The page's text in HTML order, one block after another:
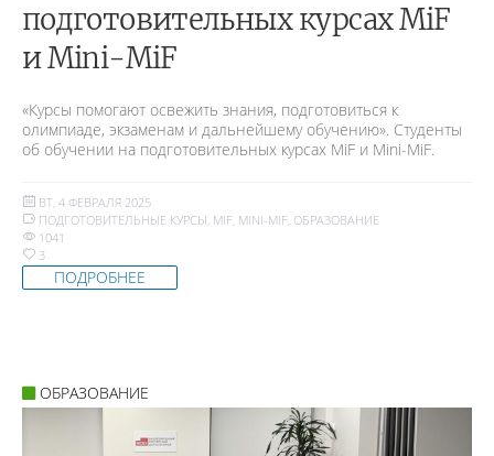
подготовительных курсах MiF
и Mini-MiF
«Курсы помогают освежить знания, подготовиться к
олимпиаде, экзаменам и дальнейшему обучению». Студенты
об обучении на подготовительных курсах MiF и Mini-MiF.
ВТ, 4 ФЕВРАЛЯ 2025
ПОДГОТОВИТЕЛЬНЫЕ КУРСЫ MIF MINI-MIF ОБРАЗОВАНИЕ
1041
3
ПОДРОБНЕЕ
ОБРАЗОВАНИЕ